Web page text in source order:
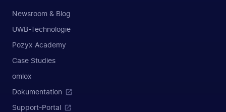
Newsroom & Blog
UWB-Technologie
Pozyx Academy
Case Studies
omlox
Dokumentation
Support-Portal